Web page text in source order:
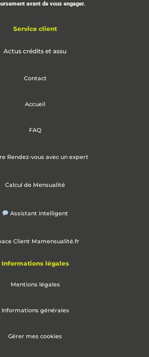
avant de vous engager.
Service client
Actus crédits et assu
Contact
Accueil
FAQ
Rendez-vous avec un expert
Calcul de Mensualité
Assistant intelligent
Client Mamensualité.fr
Informations légales
Mentions légales
Informations générales
Gérer mes cookies